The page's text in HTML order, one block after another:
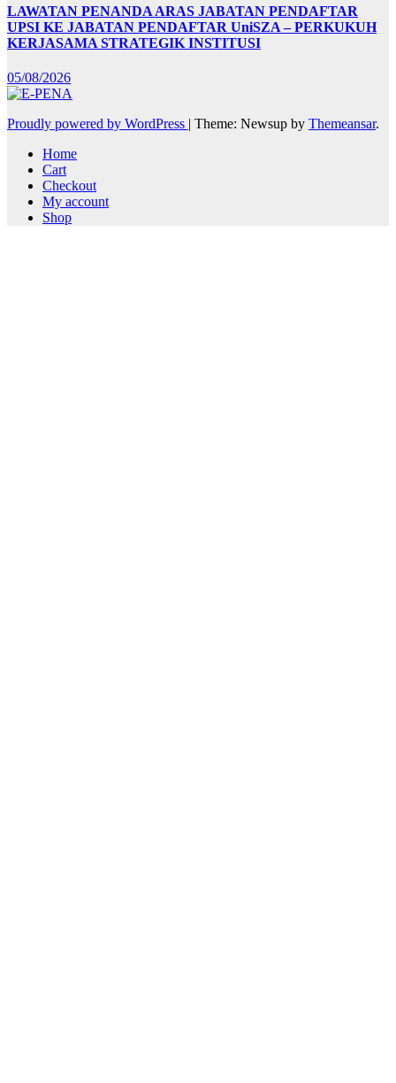
LAWATAN PENANDA ARAS JABATAN PENDAFTAR
UPSI KE JABATAN PENDAFTAR UniSZA – PERKUKUH
KERJASAMA STRATEGIK INSTITUSI
05/08/2026
Proudly powered by WordPress | Theme: Newsup by Themeansar.
Home
Cart
Checkout
My account
Shop